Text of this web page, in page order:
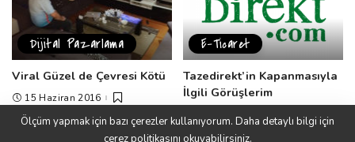
Dijital Pazarlama
Viral Güzel de Çevresi Kötü
15 Haziran 2016
E-Ticaret
Tazedirekt’in Kapanmasıyla
İlgili Görüşlerim
18 Şubat 2016
Ölçüm yapmak için bazı çerezler kullanıyorum. Daha detaylı bilgi için
çerez politikasını okuyabilirsiniz.